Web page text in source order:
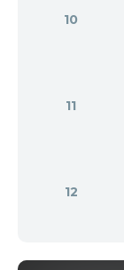
10
11
12